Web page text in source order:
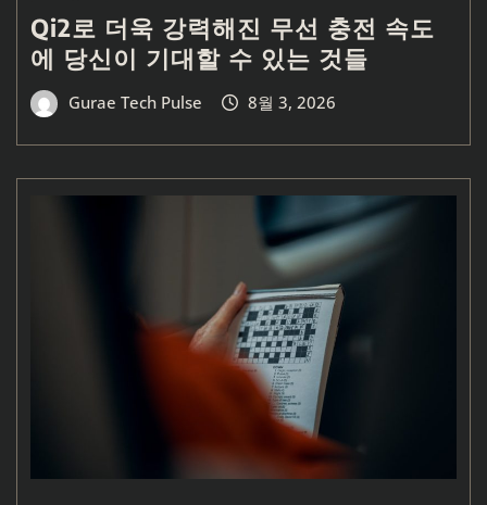
Qi2로 더욱 강력해진 무선 충전 속도
에 당신이 기대할 수 있는 것들
Gurae Tech Pulse 8월 3, 2026